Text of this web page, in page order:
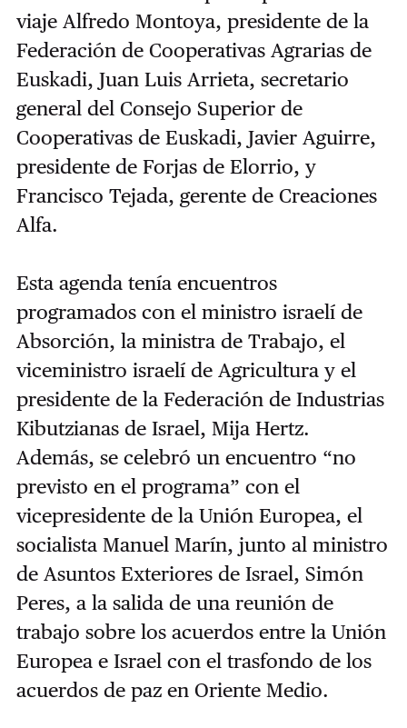
viaje Alfredo Montoya, presidente de la
Federación de Cooperativas Agrarias de
Euskadi, Juan Luis Arrieta, secretario
general del Consejo Superior de
Cooperativas de Euskadi, Javier Aguirre,
presidente de Forjas de Elorrio, y
Francisco Tejada, gerente de Creaciones
Alfa.
Esta agenda tenía encuentros
programados con el ministro israelí de
Absorción, la ministra de Trabajo, el
viceministro israelí de Agricultura y el
presidente de la Federación de Industrias
Kibutzianas de Israel, Mija Hertz.
Además, se celebró un encuentro “no
previsto en el programa” con el
vicepresidente de la Unión Europea, el
socialista Manuel Marín, junto al ministro
de Asuntos Exteriores de Israel, Simón
Peres, a la salida de una reunión de
trabajo sobre los acuerdos entre la Unión
Europea e Israel con el trasfondo de los
acuerdos de paz en Oriente Medio.